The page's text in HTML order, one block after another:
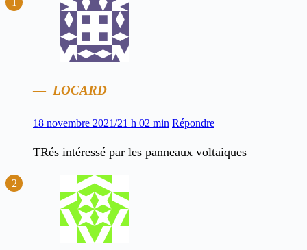
LOCARD
18 novembre 2021/21 h 02 min Répondre
TRés intéressé par les panneaux voltaiques